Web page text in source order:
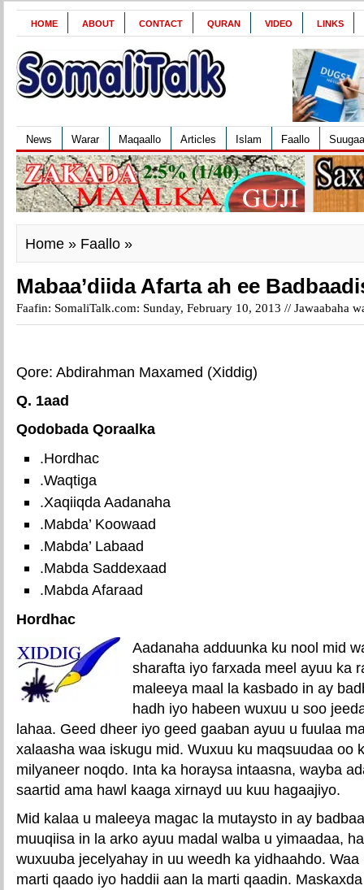
HOME ABOUT CONTACT QURAN VIDEO LINKS
News Warar Maqaallo Articles Islam Faallo
Home » Faallo »
Mabaa’diida Afarta ah ee
Faafin: SomaliTalk.com: Sunday, February 10, 2013 // Jawaabaha
Qore: Abdirahman Maxamed (Xiddig)
Q. 1aad
Qodobada Qoraalka
.Hordhac
.Waqtiga
.Xaqiiqda Aadanaha
.Mabda’ Koowaad
.Mabda’ Labaad
.Mabda Saddexaad
.Mabda Afaraad
Hordhac
Aadanaha adduunka ku nool mid
sharafta iyo farxada meel ayuu ka
maleeya maal la kasbado in ay
hadh iyo habeen wuxuu u soo
lahaa. Geed dheer iyo geed gaaban ayuu u fuulaa
xalaasha waa iskugu mid. Wuxuu ku maqsuudaa oo
milyaneer noqdo. Inta ka horaysa intaasna, wayba
saartid ama hawl kaaga xirnayd uu kuu hagaajiyo.
Mid kalaa u maleeya magac la mutaysto in ay
muuqiisa in la arko ayuu madal walba u yimaadaa,
wuxuuba jecelyahay in uu weedh ka yidhaahdo.
marti qaado iyo haddii aan la marti qaadin.